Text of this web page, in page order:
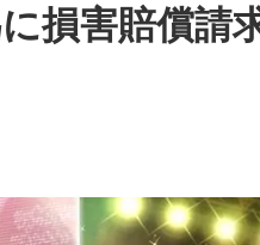
損害賠償